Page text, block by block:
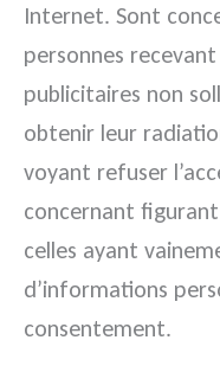
Internet. Sont
personnes
publicitaires non
obtenir leur
voyant refuser
concernant
celles ayant
d’informations
consentement.